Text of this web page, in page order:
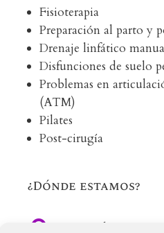
Fisioterapia
Preparación al parto y
Drenaje linfático
Disfunciones de suelo
Problemas en
(ATM)
Pilates
Post-cirugía
¿Dónde estamos?
C/ Méndez Nuñez,